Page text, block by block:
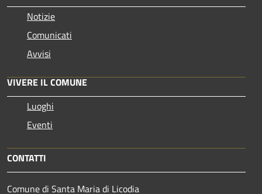
Notizie
Comunicati
Avvisi
VIVERE IL COMUNE
Luoghi
Eventi
CONTATTI
Comune di Santa Maria di Licodia